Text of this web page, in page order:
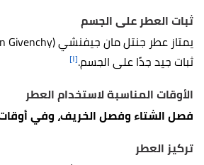
ثبات العطر على الجسم
ثبات جيد جدًا على الجسم.[١]
الأوقات المناسبة لاستخدام العطر
فصل الشتاء وفصل الخريف، وفي
تركيز العطر